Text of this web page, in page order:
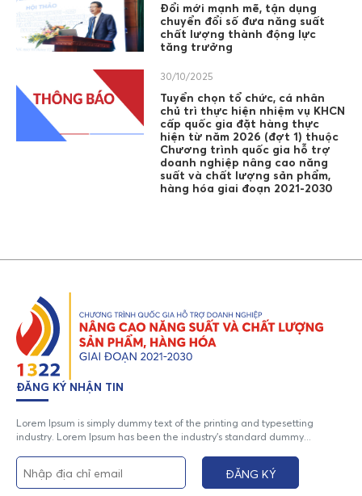
Đổi mới mạnh mẽ, tận dụng
chuyển đổi số đưa năng suất
chất lượng thành động lực
tăng trưởng
30/10/2025
Tuyển chọn tổ chức, cá nhân
chủ trì thực hiện nhiệm vụ KHCN
cấp quốc gia đặt hàng thực
hiện từ năm 2026 (đợt 1) thuộc
Chương trình quốc gia hỗ trợ
doanh nghiệp nâng cao năng
suất và chất lượng sản phẩm,
hàng hóa giai đoạn 2021-2030
ĐĂNG KÝ NHẬN TIN
Lorem Ipsum is simply dummy text of the printing and typesetting
industry. Lorem Ipsum has been the industry's standard dummy...